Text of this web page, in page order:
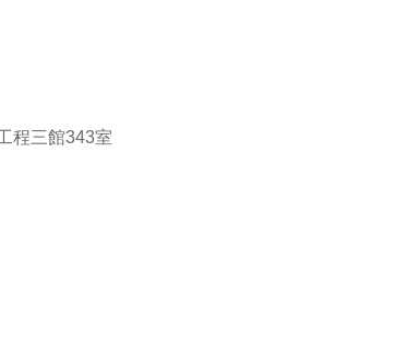
程三館343室